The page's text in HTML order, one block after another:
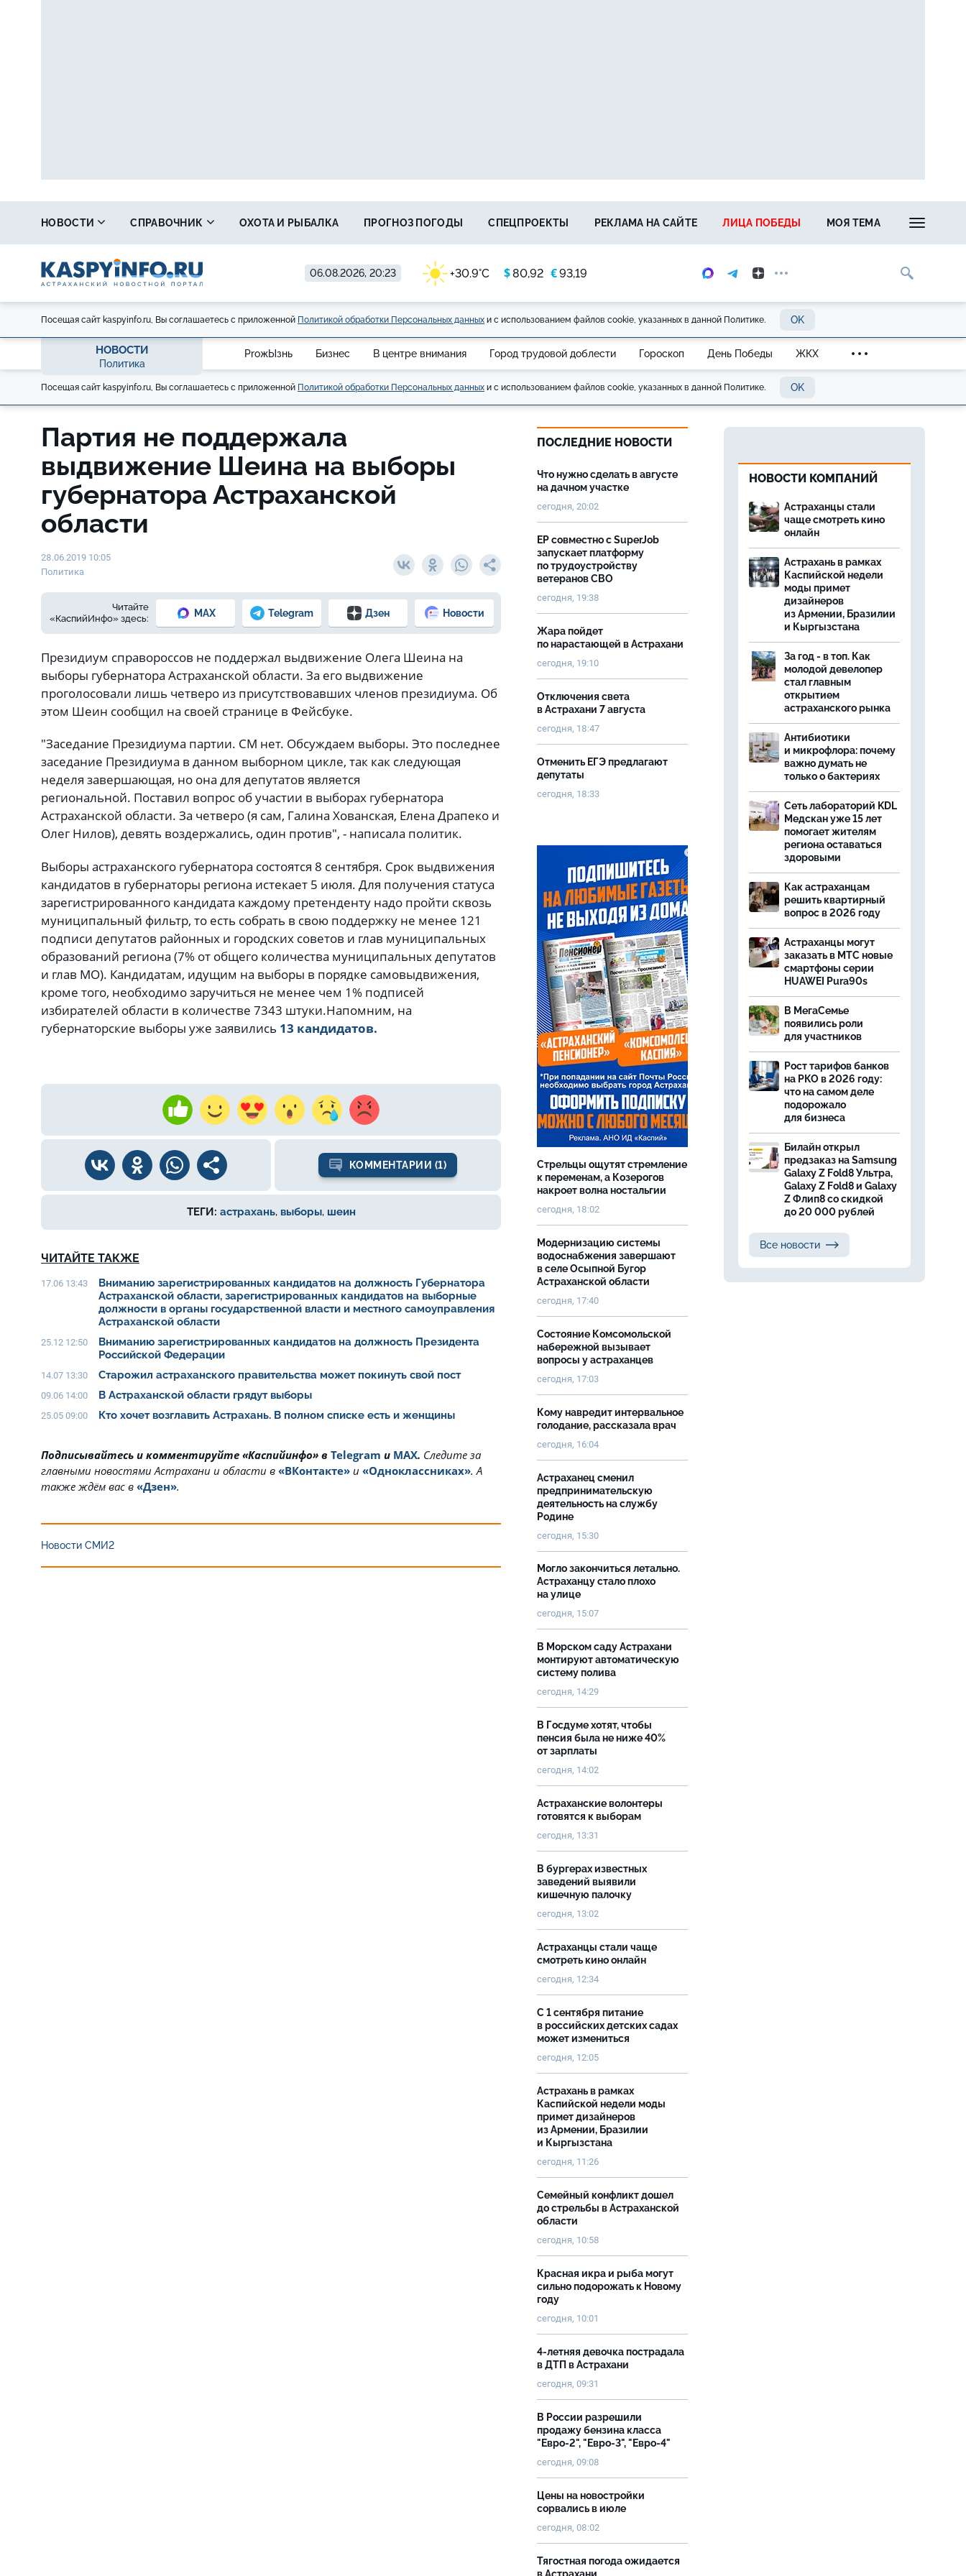
06.08.2026, 20:23 +30.9°C $80,92 €93,19
НОВОСТИ СПРАВОЧНИК ОХОТА И РЫБАЛКА ПРОГНОЗ ПОГОДЫ СПЕЦПРОЕКТЫ РЕКЛАМА НА САЙТЕ ЛИЦА ПОБЕДЫ МОЯ ТЕМА
Посещая сайт kaspyinfo.ru, Вы соглашаетесь с приложенной Политикой обработки Персональных данных и с использованием файлов cookie, указанных в данной Политике. OK
НОВОСТИ
Политика
ProжЫзнь Бизнес В центре внимания Город трудовой доблести Гороскоп День Победы ЖКХ
Посещая сайт kaspyinfo.ru, Вы соглашаетесь с приложенной Политикой обработки Персональных данных и с использованием файлов cookie, указанных в данной Политике. OK
Партия не поддержала
выдвижение Шеина на выборы
губернатора Астраханской
области
28.06.2019 10:05
Политика
Читайте
«КаспийИнфо» здесь:
MAX Telegram Дзен Новости
Президиум справороссов не поддержал выдвижение Олега Шеина на
выборы губернатора Астраханской области. За его выдвижение
проголосовали лишь четверо из присутствовавших членов президиума. Об
этом Шеин сообщил на своей странице в Фейсбуке.
"Заседание Президиума партии. СМ нет. Обсуждаем выборы. Это последнее
заседание Президиума в данном выборном цикле, так как следующая
неделя завершающая, но она для депутатов является
региональной. Поставил вопрос об участии в выборах губернатора
Астраханской области. За четверо (я сам, Галина Хованская, Елена Драпеко и
Олег Нилов), девять воздержались, один против", - написала политик.
Выборы астраханского губернатора состоятся 8 сентября. Срок выдвижения
кандидатов в губернаторы региона истекает 5 июля. Для получения статуса
зарегистрированного кандидата каждому претенденту надо пройти сквозь
муниципальный фильтр, то есть собрать в свою поддержку не менее 121
подписи депутатов районных и городских советов и глав муниципальных
образований региона (7% от общего количества муниципальных депутатов
и глав МО). Кандидатам, идущим на выборы в порядке самовыдвижения,
кроме того, необходимо заручиться не менее чем 1% подписей
избирателей области в количестве 7343 штуки.Напомним, на
губернаторские выборы уже заявились 13 кандидатов.
КОММЕНТАРИИ (1)
ТЕГИ: астрахань, выборы, шеин
ЧИТАЙТЕ ТАКЖЕ
17.06 13:43
Вниманию зарегистрированных кандидатов на должность Губернатора
Астраханской области, зарегистрированных кандидатов на выборные
должности в органы государственной власти и местного самоуправления
Астраханской области
25.12 12:50
Вниманию зарегистрированных кандидатов на должность Президента
Российской Федерации
14.07 13:30 Старожил астраханского правительства может покинуть свой пост
09.06 14:00 В Астраханской области грядут выборы
25.05 09:00 Кто хочет возглавить Астрахань. В полном списке есть и женщины
Подписывайтесь и комментируйте «Каспийинфо» в Telegram и MAX. Cледите за
главными новостями Астрахани и области в «ВКонтакте» и «Одноклассниках». А
также ждём вас в «Дзен».
Новости СМИ2
ПОСЛЕДНИЕ НОВОСТИ
Что нужно сделать в августе
на дачном участке
сегодня, 20:02
ЕР совместно с SuperJob
запускает платформу
по трудоустройству
ветеранов СВО
сегодня, 19:38
Жара пойдет
по нарастающей в Астрахани
сегодня, 19:10
Отключения света
в Астрахани 7 августа
сегодня, 18:47
Отменить ЕГЭ предлагают
депутаты
сегодня, 18:33
Стрельцы ощутят стремление
к переменам, а Козерогов
накроет волна ностальгии
сегодня, 18:02
Модернизацию системы
водоснабжения завершают
в селе Осыпной Бугор
Астраханской области
сегодня, 17:40
Состояние Комсомольской
набережной вызывает
вопросы у астраханцев
сегодня, 17:03
Кому навредит интервальное
голодание, рассказала врач
сегодня, 16:04
Астраханец сменил
предпринимательскую
деятельность на службу
Родине
сегодня, 15:30
Могло закончиться летально.
Астраханцу стало плохо
на улице
сегодня, 15:07
В Морском саду Астрахани
монтируют автоматическую
систему полива
сегодня, 14:29
В Госдуме хотят, чтобы
пенсия была не ниже 40%
от зарплаты
сегодня, 14:02
Астраханские волонтеры
готовятся к выборам
сегодня, 13:31
В бургерах известных
заведений выявили
кишечную палочку
сегодня, 13:02
Астраханцы стали чаще
смотреть кино онлайн
сегодня, 12:34
С 1 сентября питание
в российских детских садах
может измениться
сегодня, 12:05
Астрахань в рамках
Каспийской недели моды
примет дизайнеров
из Армении, Бразилии
и Кыргызстана
сегодня, 11:26
Семейный конфликт дошел
до стрельбы в Астраханской
области
сегодня, 10:58
Красная икра и рыба могут
сильно подорожать к Новому
году
сегодня, 10:01
4-летняя девочка пострадала
в ДТП в Астрахани
сегодня, 09:31
В России разрешили
продажу бензина класса
"Евро-2", "Евро-3", "Евро-4"
сегодня, 09:08
Цены на новостройки
сорвались в июле
сегодня, 08:02
Тягостная погода ожидается
НОВОСТИ КОМПАНИЙ
Астраханцы стали
чаще смотреть кино
онлайн
Астрахань в рамках
Каспийской недели
моды примет
дизайнеров
из Армении, Бразилии
и Кыргызстана
За год - в топ. Как
молодой девелопер
стал главным
открытием
астраханского рынка
Антибиотики
и микрофлора: почему
важно думать не
только о бактериях
Сеть лабораторий KDL
Медскан уже 15 лет
помогает жителям
региона оставаться
здоровыми
Как астраханцам
решить квартирный
вопрос в 2026 году
Астраханцы могут
заказать в МТС новые
смартфоны серии
HUAWEI Pura90s
В МегаСемье
появились роли
для участников
Рост тарифов банков
на РКО в 2026 году:
что на самом деле
подорожало
для бизнеса
Билайн открыл
предзаказ на Samsung
Galaxy Z Fold8 Ультра,
Galaxy Z Fold8 и Galaxy
Z Флип8 со скидкой
до 20 000 рублей
Все новости